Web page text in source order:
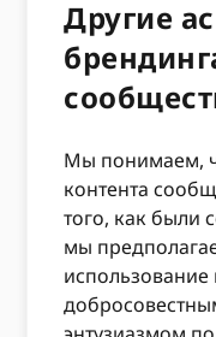
Другие
Мы понимаем,
контента
того, как были
мы